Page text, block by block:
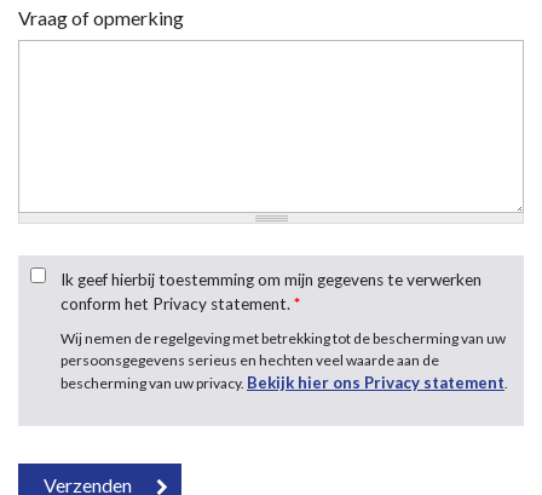
Vraag of opmerking
Ik geef hierbij toestemming om mijn gegevens te verwerken
conform het Privacy statement.*
Wij nemen de regelgeving met betrekking tot de bescherming van uw
persoonsgegevens serieus en hechten veel waarde aan de
bescherming van uw privacy. Bekijk hier ons Privacy statement.